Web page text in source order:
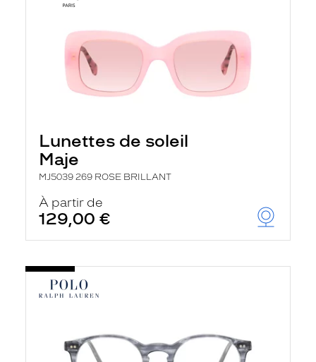
Lunettes de soleil
Maje
MJ5039 269 ROSE BRILLANT
À partir de
129,00 €